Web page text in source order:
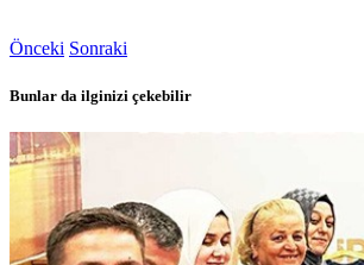
Önceki Sonraki
Bunlar da ilginizi çekebilir